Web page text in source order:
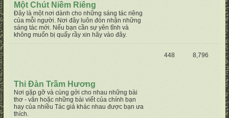
Một Chút Niềm Riêng
Đây là một nơi dành cho những sáng tác riêng
của mỗi người. Nơi đây luôn đón nhận những
sáng tác mới. Nếu bạn cần sự yên tĩnh và
không muốn bị quấy rầy xin hãy vào đây.
Thi Đàn Trầm Hương
Nơi gặp gỡ và cùng gởi cho nhau những bài
thơ - văn hoặc những bài viết của chính bạn
hay của nhiều Tác giả khác nhau được bạn ưa
thích.
448 8,796